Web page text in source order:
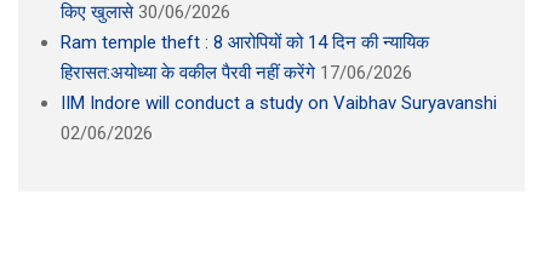
Ram temple theft : 8 आरोपियों को 14 दिन की न्यायिक
हिरासत:अयोध्या के वकील पैरवी नहीं करेंगे 17/06/2026
IIM Indore will conduct a study on Vaibhav Suryavanshi
02/06/2026